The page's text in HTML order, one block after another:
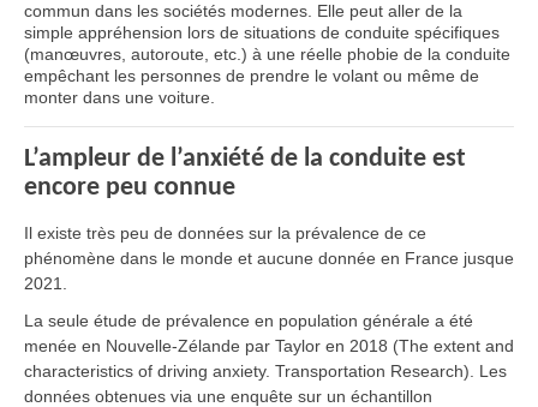
commun dans les sociétés modernes. Elle peut aller de la
simple appréhension lors de situations de conduite spécifiques
(manœuvres, autoroute, etc.) à une réelle phobie de la conduite
empêchant les personnes de prendre le volant ou même de
monter dans une voiture.
L’ampleur de l’anxiété de la conduite est
encore peu connue
Il existe très peu de données sur la prévalence de ce
phénomène dans le monde et aucune donnée en France jusque
2021.
La seule étude de prévalence en population générale a été
menée en Nouvelle-Zélande par Taylor en 2018 (The extent and
characteristics of driving anxiety. Transportation Research). Les
données obtenues via une enquête sur un échantillon